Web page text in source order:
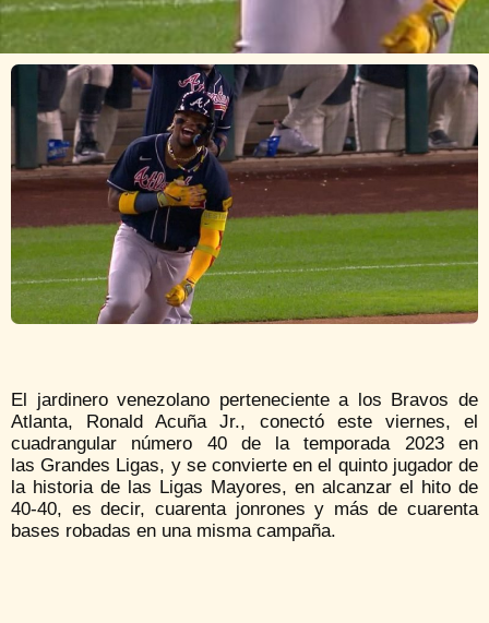
El jardinero venezolano perteneciente a los Bravos de
Atlanta, Ronald Acuña Jr., conectó este viernes, el
cuadrangular número 40 de la temporada 2023 en
las Grandes Ligas, y se convierte en el quinto jugador de
la historia de las Ligas Mayores, en alcanzar el hito de
40-40, es decir, cuarenta jonrones y más de cuarenta
bases robadas en una misma campaña.